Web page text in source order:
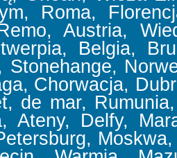
Roma,
Austria,
Belgia,
Stonehange,
Chorwacja,
de mar,
Ateny, Delfy,